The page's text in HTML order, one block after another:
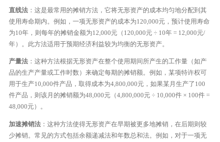
直线法：这是最常用的摊销方法，它将无形资产的成本均匀地分配到其
使用寿命期内。例如，一项无形资产的成本为120,000元，预计使用寿命
为10年，则每年的摊销金额为12,000元（120,000元 ÷ 10年 = 12,000元/
年）。此方法适用于预期经济利益较为均衡的无形资产。
产量法：这种方法根据无形资产在整个使用期间所产生的工作量（如产
品的生产产量或工作时数）来确定每期的摊销额。例如，某项特许权可
用于生产10,000件产品，取得成本为4,800,000元，如果某月生产了100
件产品，则该月的摊销额为48,000元（4,800,000元 ÷ 10,000件 × 100件 =
48,000元）。
加速摊销法：这种方法使得无形资产在早期被更多地摊销，在后期则较
少摊销。常见的方式包括余额递减法和年数总和法。例如，对于一项无